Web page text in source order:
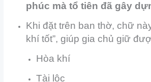
phúc mà tổ tiên đã gây
Khi đặt trên ban thờ, chữ
khí tốt”, giúp gia chủ giữ
Hòa khí
Tài lộc